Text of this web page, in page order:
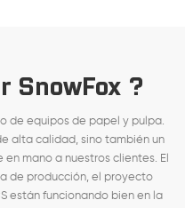
SnowFox ?
de equipos de papel y pulpa.
alta calidad, sino también un
mano a nuestros clientes. El
de producción, el proyecto
están funcionando bien en la